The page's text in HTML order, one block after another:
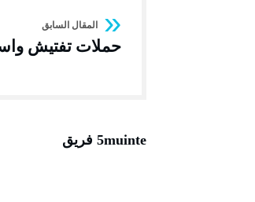
حملات تفتيش
5muinte فريق